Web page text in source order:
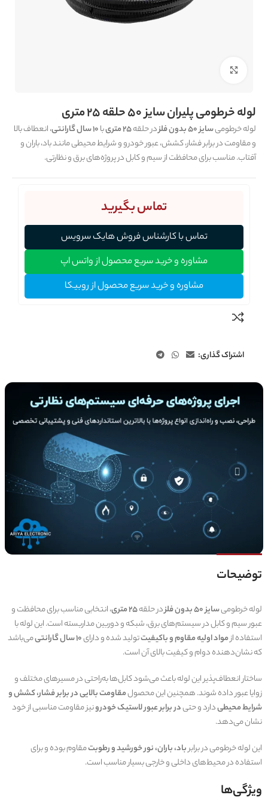
لوله خرطومی پلیران سایز 50 حلقه 25 متری
لوله خرطومیسایز 50 بدون فلز در حلقه25 متری با10 سال گارانتی
، انعطاف بالا
و مقاومت در برابر فشار، کشش، عبور خودرو و شرایط محیطی مانند باد، باران و
آفتاب. مناسب برای محافظت از سیم و کابل در پروژه‌های برق و نظارتی.
تماس بگیرید
تماس با کارشناس فروش هایک سرویس
مشاوره و خرید سریع محصول از واتس اپ
مشاوره و خرید سریع محصول از روبیکا
اشتراک گذاری:
توضیحات
لوله خرطومیسایز 50 بدون فلز در حلقه25 متری
، انتخابی مناسب برای محافظت و
عبور سیم و کابل در سیستم‌های برق، شبکه و دوربین مداربسته است. این لوله با
استفاده ازمواد اولیه مقاوم و باکیفیتتولید شده و دارای10 سال گارانتی
می‌باشد
که نشان‌دهنده دوام و کیفیت بالای آن است.
ساختار انعطاف‌پذیر این لوله باعث می‌شود کابل‌ها به‌راحتی در مسیرهای مختلف و
زوایا عبور داده شوند. همچنین این محصولمقاومت بالایی در برابر فشار، کشش و
شرایط محیطیدارد و حتیدر برابر عبور لاستیک خودرونیز مقاومت مناسبی از خود
نشان می‌دهد.
این لوله خرطومی در برابرباد، باران، نور خورشید و رطوبتمقاوم بوده و برای
استفاده در محیط‌های داخلی و خارجی بسیار مناسب است.
ویژگی‌ها